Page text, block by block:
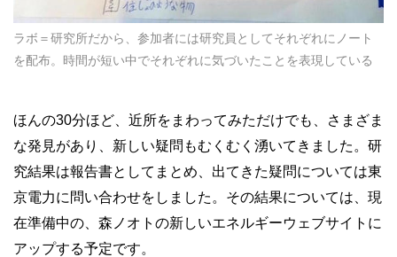
ラボ＝研究所だから、参加者には研究員としてそれぞれにノート
を配布。時間が短い中でそれぞれに気づいたことを表現している
ほんの30分ほど、近所をまわってみただけでも、さまざま
な発見があり、新しい疑問もむくむく湧いてきました。研
究結果は報告書としてまとめ、出てきた疑問については東
京電力に問い合わせをしました。その結果については、現
在準備中の、森ノオトの新しいエネルギーウェブサイトに
アップする予定です。